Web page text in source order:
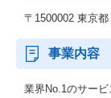
〒1500002 東京
事業内容
業界No.1のサー